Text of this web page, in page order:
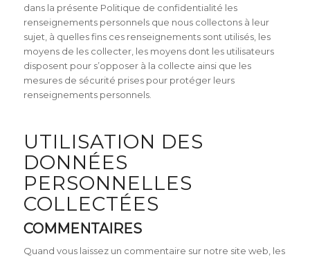
dans la présente Politique de confidentialité les
renseignements personnels que nous collectons à leur
sujet, à quelles fins ces renseignements sont utilisés, les
moyens de les collecter, les moyens dont les utilisateurs
disposent pour s’opposer à la collecte ainsi que les
mesures de sécurité prises pour protéger leurs
renseignements personnels.
UTILISATION DES
DONNÉES
PERSONNELLES
COLLECTÉES
COMMENTAIRES
Quand vous laissez un commentaire sur notre site web, les